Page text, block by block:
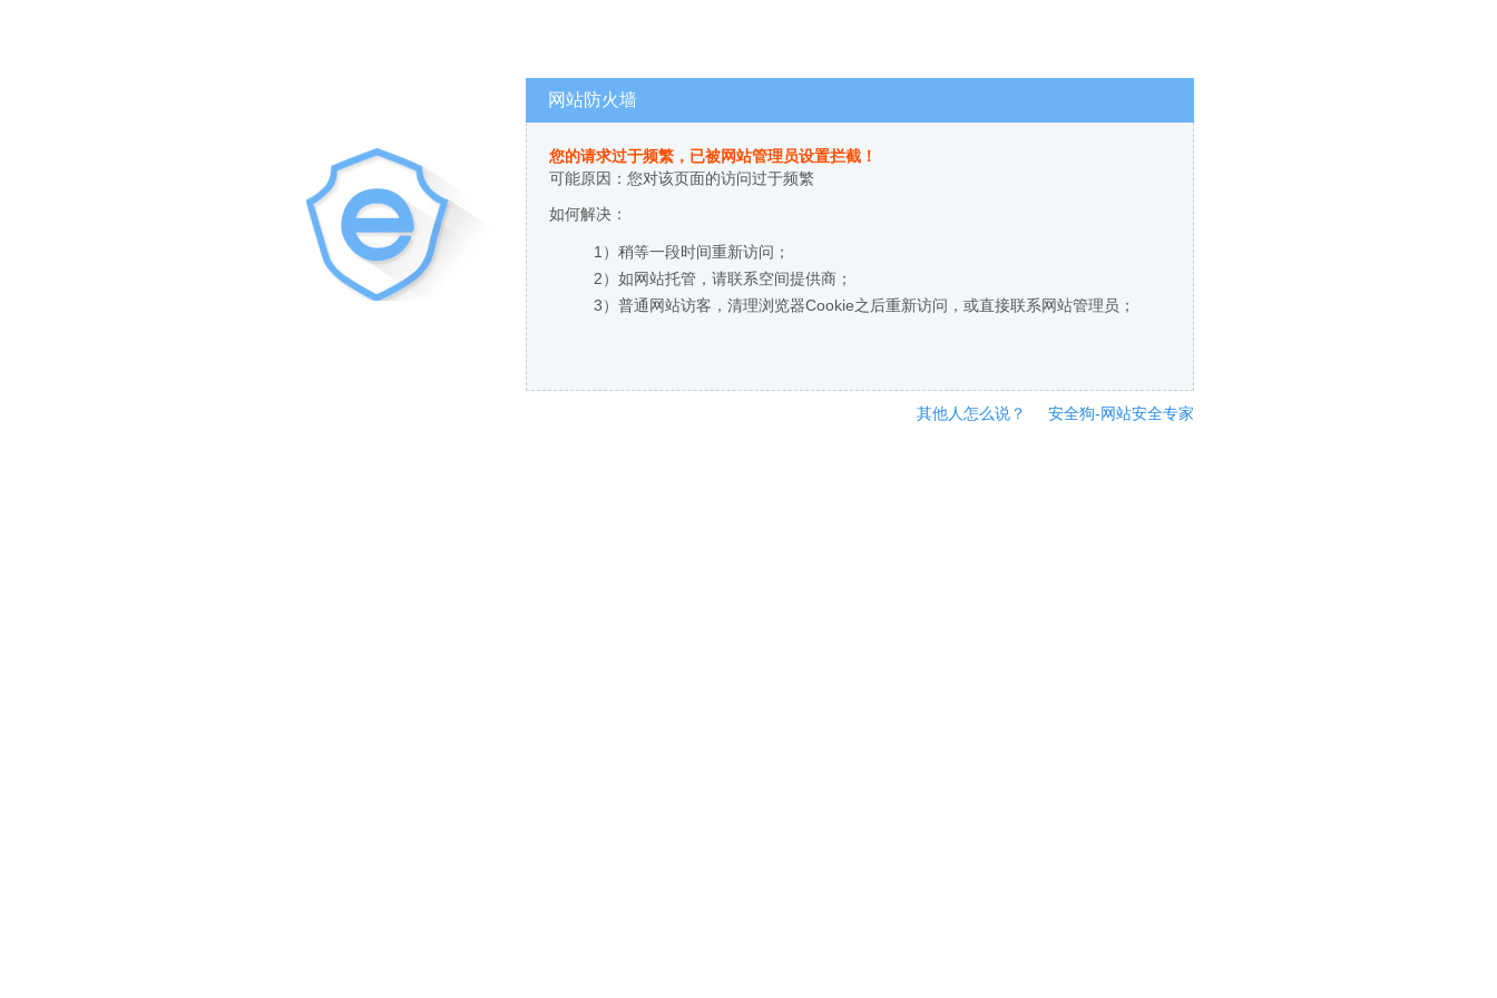
网站防火墙
您的请求过于频繁，已被网站管理员设置拦截！
可能原因：您对该页面的访问过于频繁
如何解决：
1）稍等一段时间重新访问；
2）如网站托管，请联系空间提供商；
3）普通网站访客，清理浏览器Cookie之后重新访问，或直接联系网站管理员；
其他人怎么说？ 安全狗-网站安全专家